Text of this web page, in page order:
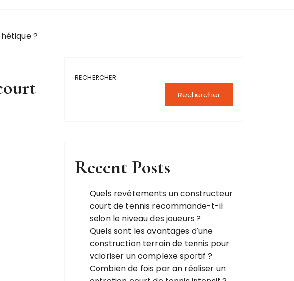
?
RECHERCHER
Rechercher
Recent Posts
Quels revêtements un constructeur
court de tennis recommande-t-il
selon le niveau des joueurs ?
Quels sont les avantages d’une
construction terrain de tennis pour
valoriser un complexe sportif ?
Combien de fois par an réaliser un